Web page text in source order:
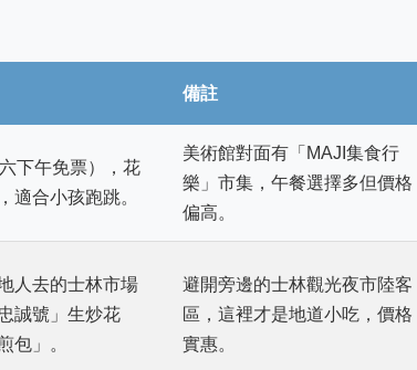
備註
下午免票），花
適合小孩跑跳。
美術館對面有「MAJI集食行
樂」市集，午餐選擇多但價格
偏高。
人去的士林市場
誠號」生炒花
包」。
避開旁邊的士林觀光夜市陸客
區，這裡才是地道小吃，價格
實惠。